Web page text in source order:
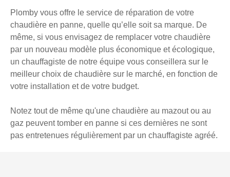
Plomby vous offre le service de réparation de votre
chaudière en panne, quelle qu’elle soit sa marque. De
même, si vous envisagez de remplacer votre chaudière
par un nouveau modèle plus économique et écologique,
un chauffagiste de notre équipe vous conseillera sur le
meilleur choix de chaudière sur le marché, en fonction de
votre installation et de votre budget.
Notez tout de même qu'une chaudière au mazout ou au
gaz peuvent tomber en panne si ces dernières ne sont
pas entretenues régulièrement par un chauffagiste agréé.